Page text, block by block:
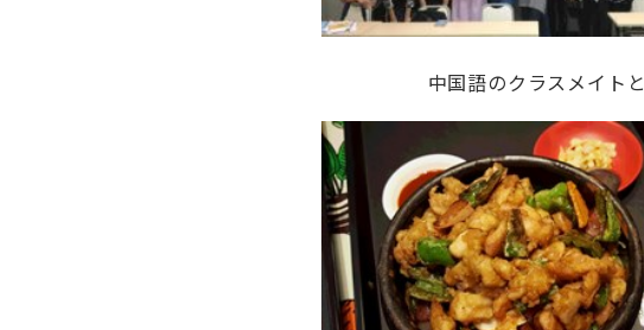
中国語のクラスメイトと